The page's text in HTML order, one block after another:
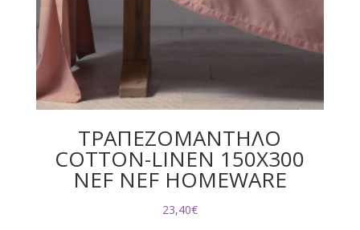
ΤΡΑΠΕΖΟΜΑΝΤΗΛΟ
COTTON-LINEN 150X300
NEF NEF HOMEWARE
23,40€